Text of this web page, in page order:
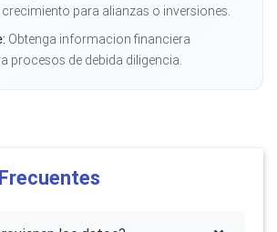
para alianzas o inversiones.
Obtenga informacion financiera
procesos de debida diligencia.